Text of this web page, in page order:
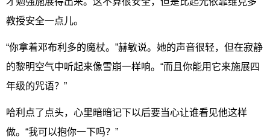
教授安全一点儿。
“你拿着邓布利多的魔杖。”赫敏说。她的声音很轻，但在寂静
的黎明空气中听起来像雪崩一样响。“而且你能用它来施展四
年级的咒语？”
哈利点了点头，心里暗暗记下以后要当心让谁看见他这样
做。“我可以抱你一下吗？”